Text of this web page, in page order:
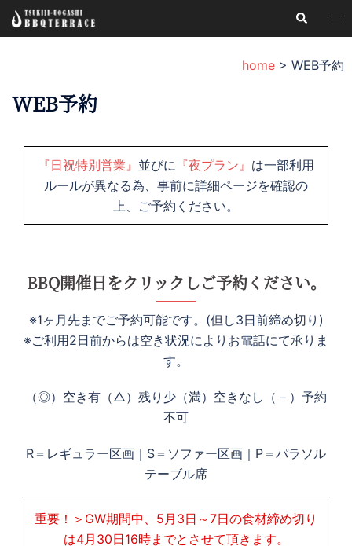
検
索
ト
グ
ル
home > WEB予約
WEB予約
『日祝特別営業』 並びに 『夜プラン』 は一部利用
ルールが異なる為、事前に詳細ページを確認の
上、ご予約ください。
BBQ開催日をクリックしご予約ください。
※1ヶ月先までご予約可能です。(但し3日前締め切り)
※ご利用2日前からは空き状況によりお電話にて承りま
す。
（◎）空き有（△）残り少（満）空きなし（－）予約
不可
R＝レギュラー区画｜S＝ソファー区画｜P＝パラソル
テーブル席
重要！＞GW期間中、5月3日～7日の食材締め切り
は4月30日16時までとさせて頂きます。